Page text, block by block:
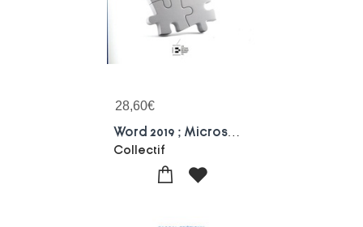
28,60€
Collectif